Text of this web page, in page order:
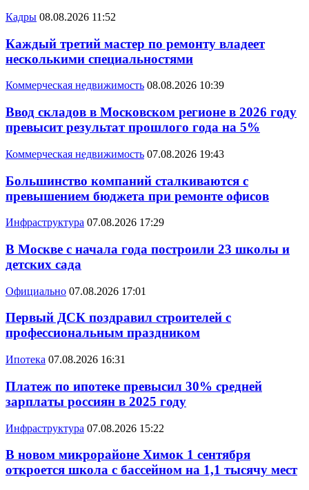
Кадры 08.08.2026 11:52
Каждый третий мастер по ремонту владеет
несколькими специальностями
Коммерческая недвижимость 08.08.2026 10:39
Ввод складов в Московском регионе в 2026 году
превысит результат прошлого года на 5%
Коммерческая недвижимость 07.08.2026 19:43
Большинство компаний сталкиваются с
превышением бюджета при ремонте офисов
Инфраструктура 07.08.2026 17:29
В Москве с начала года построили 23 школы и
детских сада
Официально 07.08.2026 17:01
Первый ДСК поздравил строителей с
профессиональным праздником
Ипотека 07.08.2026 16:31
Платеж по ипотеке превысил 30% средней
зарплаты россиян в 2025 году
Инфраструктура 07.08.2026 15:22
В новом микрорайоне Химок 1 сентября
откроется школа с бассейном на 1,1 тысячу мест